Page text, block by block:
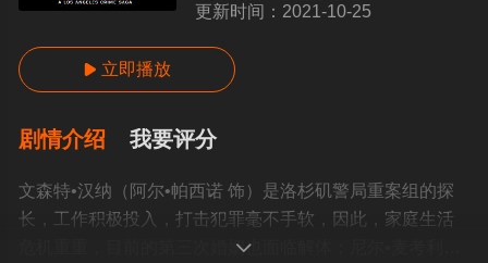
更新时间： 2021-10-25
 立即播放
剧情介绍 我要评分
文森特•汉纳（阿尔•帕西诺 饰）是洛杉矶警局重案组的探
长，工作积极投入，打击犯罪毫不手软，因此，家庭生活
危机重重，目前的第三次婚姻也面临解体；尼尔•麦考利
